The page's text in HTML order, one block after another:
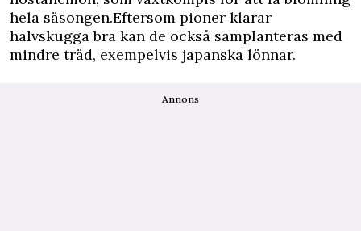
hela säsongen.Eftersom pioner klarar
halvskugga bra kan de också samplanteras med
mindre träd, exempelvis japanska lönnar.
Annons